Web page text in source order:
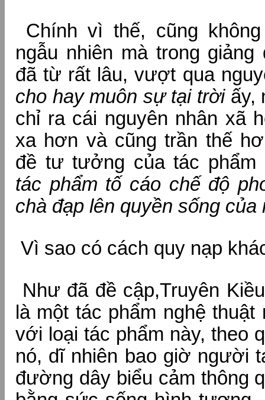
Chính vì thế, cũng
ngẫu nhiên mà trong giảng
đã từ rất lâu, vượt qua
cho hay muôn sự tại trời ấy,
chỉ ra cái nguyên nhân xã
xa hơn và cũng trần thế
đề tư tưởng của tác
tác phẩm tố cáo chế độ
chà đạp lên quyền sống
Vì sao có cách quy nạp
Như đã đề cập,Truyên
là một tác phẩm nghệ
với loại tác phẩm này, theo
nó, dĩ nhiên bao giờ người
đường dây biểu cảm thông